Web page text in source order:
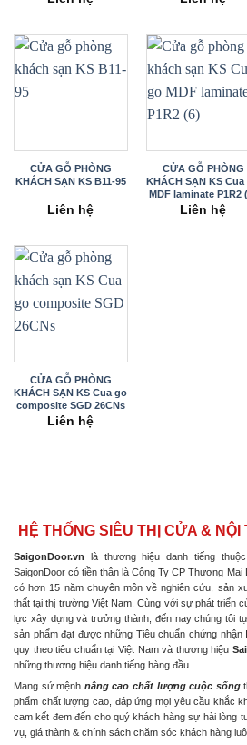
CỬA GỖ PHÒNG
KHÁCH SẠN KS B11-95
Liên hệ
CỬA GỖ PHÒNG
KHÁCH SẠN KS Cua
MDF laminate P1R2
Liên hệ
CỬA GỖ PHÒNG
KHÁCH SẠN KS Cua go
composite SGD 26CNs
Liên hệ
HỆ THỐNG SIÊU THỊ CỬA & NỘI
SaigonDoor.vn là thương hiệu danh tiếng
SaigonDoor có tiền thân là Công Ty CP Thương
có hơn 15 năm chuyên môn về nghiên cứu, sản
thất tại thị trường Việt Nam. Cùng với sự phát triển
lực xây dựng và trưởng thành, đến nay chúng tôi
sản phẩm đạt được những Tiêu chuẩn chứng
quy theo tiêu chuẩn tại Việt Nam và thương hiệu
những thương hiệu danh tiếng hàng đầu.
Mang sứ mệnh nâng cao chất lượng cuộc sống
phẩm chất lượng cao, đáp ứng mọi yêu cầu khắc
cam kết đem đến cho quý khách hàng sự hài lòng
vụ, giá thành & chính sách chăm sóc khách hàng